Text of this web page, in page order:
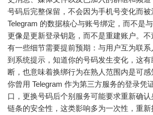
号码后完整保留，不会因为手机号变化而
Telegram 的数据核心与账号绑定，而不是
更像是更新登录钥匙，而不是重建账户。
有一些细节需要提前预期：与用户互为联
到系统提示，知道你的号码发生变化，这有
断，也意味着换绑行为在熟人范围内是可
你曾用 Telegram 作为第三方服务的登录凭
口，更换号码后个别服务可能要求重新确
链条的安全性，这类影响多为一次性，重